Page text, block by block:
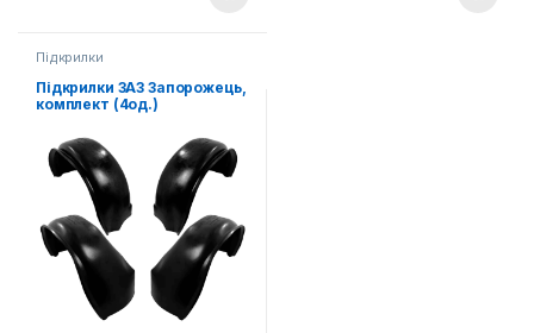
Підкрилки
Підкрилки ЗАЗ Запорожець,
комплект (4од.)